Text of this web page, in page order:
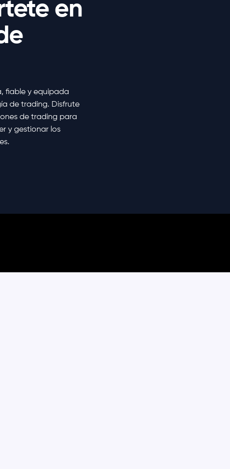
en
fiable y equipada
de trading. Disfrute
de trading para
y gestionar los